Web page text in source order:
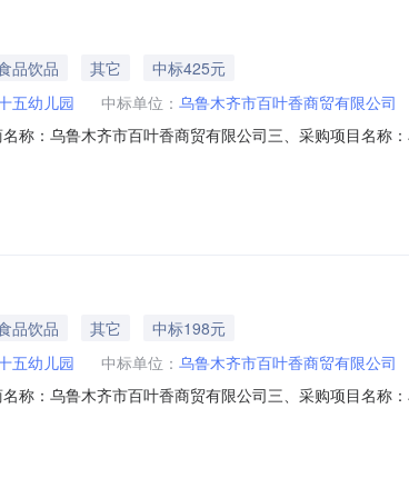
品饮品 其它
中标425元
五幼儿园 中标单位： 乌鲁木齐市百叶香商贸有限公司
称：乌鲁木齐市百叶香商贸有限公司三、采购项目名称
同文件八、联系方式1、采购人名称：乌鲁木齐市第二十
品饮品 其它
中标198元
五幼儿园 中标单位： 乌鲁木齐市百叶香商贸有限公司
称：乌鲁木齐市百叶香商贸有限公司三、采购项目名称
联系方式1、采购人名称：乌鲁木齐市第二十五幼儿园联